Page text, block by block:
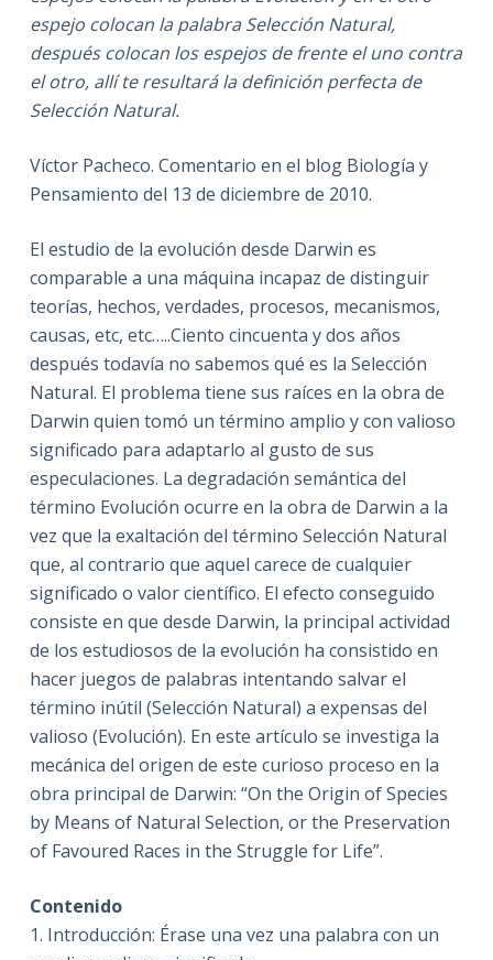
espejo colocan la palabra Selección Natural,
después colocan los espejos de frente el uno contra
el otro, allí te resultará la definición perfecta de
Selección Natural.
Víctor Pacheco. Comentario en el blog Biología y
Pensamiento del 13 de diciembre de 2010.
El estudio de la evolución desde Darwin es
comparable a una máquina incapaz de distinguir
teorías, hechos, verdades, procesos, mecanismos,
causas, etc, etc…..Ciento cincuenta y dos años
después todavía no sabemos qué es la Selección
Natural. El problema tiene sus raíces en la obra de
Darwin quien tomó un término amplio y con valioso
significado para adaptarlo al gusto de sus
especulaciones. La degradación semántica del
término Evolución ocurre en la obra de Darwin a la
vez que la exaltación del término Selección Natural
que, al contrario que aquel carece de cualquier
significado o valor científico. El efecto conseguido
consiste en que desde Darwin, la principal actividad
de los estudiosos de la evolución ha consistido en
hacer juegos de palabras intentando salvar el
término inútil (Selección Natural) a expensas del
valioso (Evolución). En este artículo se investiga la
mecánica del origen de este curioso proceso en la
obra principal de Darwin: “On the Origin of Species
by Means of Natural Selection, or the Preservation
of Favoured Races in the Struggle for Life”.
Contenido
1. Introducción: Érase una vez una palabra con un